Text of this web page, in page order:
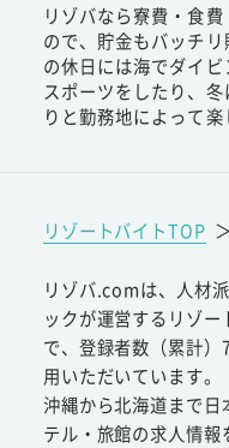
リゾバなら寮費・食
ので、貯金もバッチ
の休日には海でダイ
スポーツをしたり、
りと勤務地によって楽
リゾートバイトTOP ＞
リゾバ.comは、人材
ックが運営するリゾ
で、登録者数（累計
用いただいています。
沖縄から北海道まで日
テル・旅館の求人情